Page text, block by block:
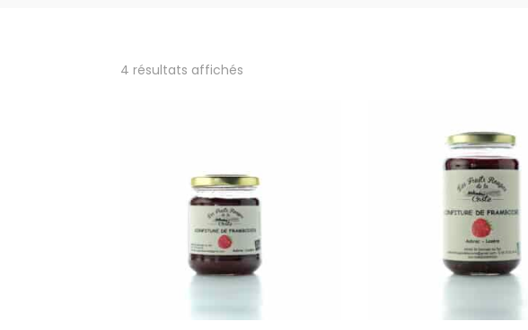
4 résultats affichés